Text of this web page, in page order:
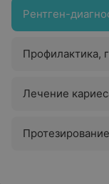
Рентген-
Профилактика,
Лечение